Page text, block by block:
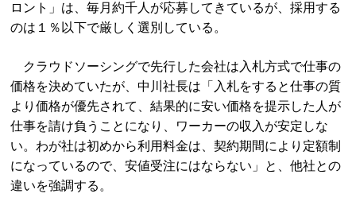
ロント」は、毎月約千人が応募してきているが、採用する
のは１％以下で厳しく選別している。
クラウドソーシングで先行した会社は入札方式で仕事の
価格を決めていたが、中川社長は「入札をすると仕事の質
より価格が優先されて、結果的に安い価格を提示した人が
仕事を請け負うことになり、ワーカーの収入が安定しな
い。わが社は初めから利用料金は、契約期間により定額制
になっているので、安値受注にはならない」と、他社との
違いを強調する。